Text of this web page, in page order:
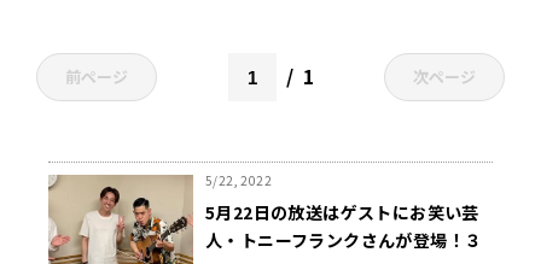
前ページ 1 次ページ
5/22, 2022
5月22日の放送はゲストにお笑い芸
人・トニーフランクさんが登場！３